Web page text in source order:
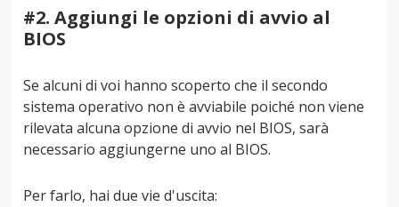
#2. Aggiungi le opzioni di avvio al
BIOS
Se alcuni di voi hanno scoperto che il secondo
sistema operativo non è avviabile poiché non viene
rilevata alcuna opzione di avvio nel BIOS, sarà
necessario aggiungerne uno al BIOS.
Per farlo, hai due vie d'uscita: